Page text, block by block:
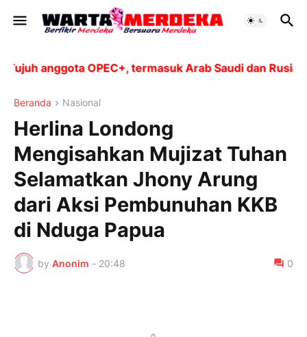
anggota OPEC+, termasuk Arab Saudi dan Rusia,
Beranda Nasional
Herlina Londong
Mengisahkan Mujizat Tuhan
Selamatkan Jhony Arung
dari Aksi Pembunuhan KKB
di Nduga Papua
by Anonim - 20:48 0